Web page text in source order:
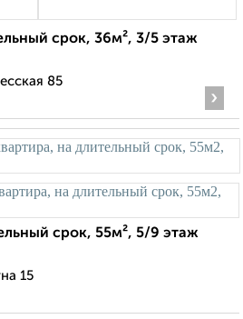
срок, 36м², 3/5 этаж
85
›
срок, 55м², 5/9 этаж
15